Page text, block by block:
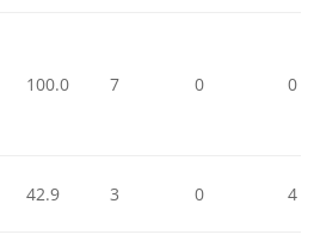
100.0 7 0 0
42.9 3 0 4